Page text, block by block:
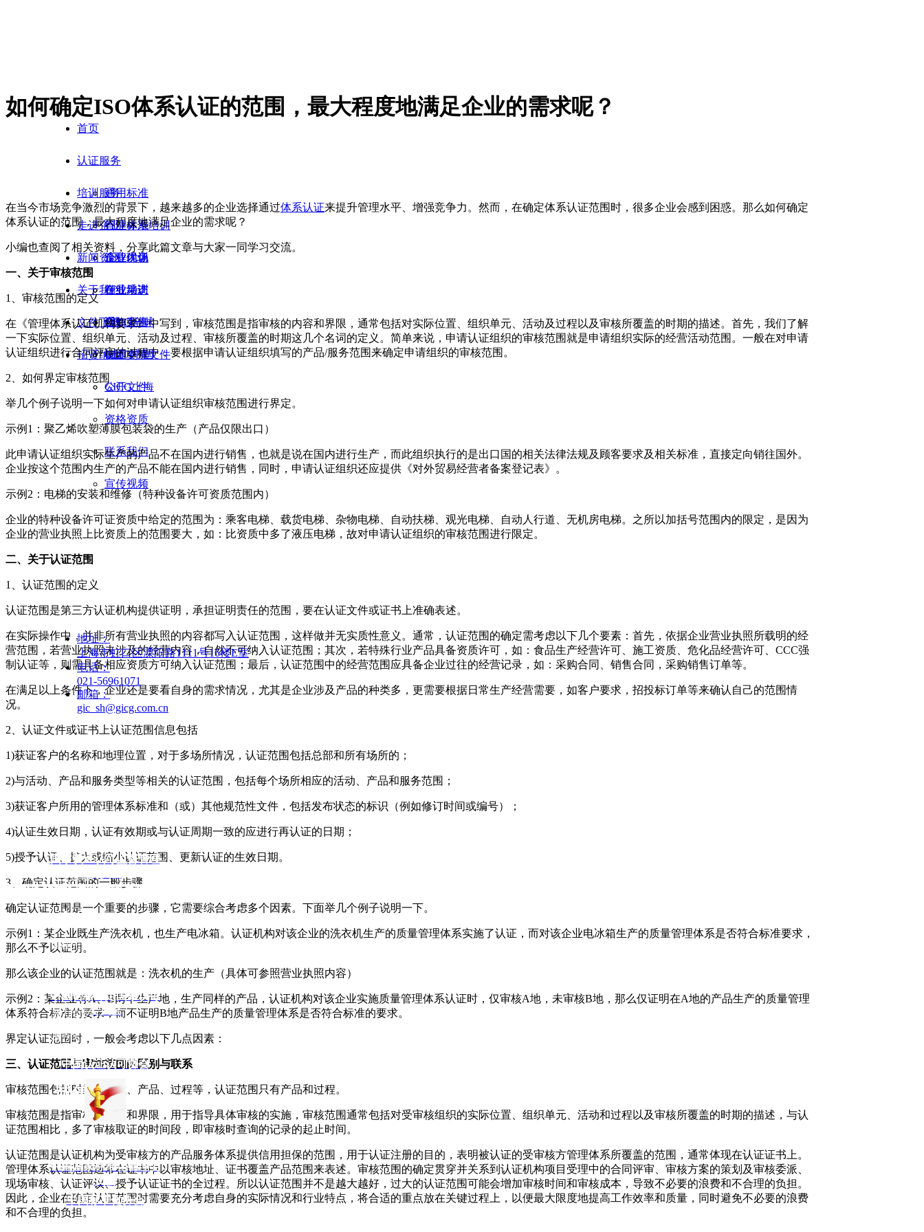
首页
认证服务
通用标准
行业标准
流程优化
培训服务
管理体系培训
企业内训
在线培训
走进企业
企业现场
企业采访
合作案例
新闻资讯
行业动态
通知公告
技术交流
关于我们
GICG全球
GICG中国
GICG上海
资格资质
联系我们
宣传视频
文件下载
认证申请文件
公开文件
招贤纳士
如何确定ISO体系认证的范围，最大程度地满足企业的需求呢？
在当今市场竞争激烈的背景下，越来越多的企业选择通过体系认证来提升管理水平、增强竞争力。然而，在确定体系认证范围时，很多企业会感到困惑。那么如何确定
体系认证的范围，最大程度地满足企业的需求呢？
小编也查阅了相关资料，分享此篇文章与大家一同学习交流。
一、关于审核范围
1、审核范围的定义
在《管理体系认证机构要求》中写到，审核范围是指审核的内容和界限，通常包括对实际位置、组织单元、活动及过程以及审核所覆盖的时期的描述。首先，我们了解
一下实际位置、组织单元、活动及过程、审核所覆盖的时期这几个名词的定义。简单来说，申请认证组织的审核范围就是申请组织实际的经营活动范围。一般在对申请
认证组织进行合同评审的过程中，要根据申请认证组织填写的产品/服务范围来确定申请组织的审核范围。
2、如何界定审核范围
举几个例子说明一下如何对申请认证组织审核范围进行界定。
示例1：聚乙烯吹塑薄膜包装袋的生产（产品仅限出口）
此申请认证组织实际生产的产品不在国内进行销售，也就是说在国内进行生产，而此组织执行的是出口国的相关法律法规及顾客要求及相关标准，直接定向销往国外。
企业按这个范围内生产的产品不能在国内进行销售，同时，申请认证组织还应提供《对外贸易经营者备案登记表》。
示例2：电梯的安装和维修（特种设备许可资质范围内）
企业的特种设备许可证资质中给定的范围为：乘客电梯、载货电梯、杂物电梯、自动扶梯、观光电梯、自动人行道、无机房电梯。之所以加括号范围内的限定，是因为
企业的营业执照上比资质上的范围要大，如：比资质中多了液压电梯，故对申请认证组织的审核范围进行限定。
二、关于认证范围
1、认证范围的定义
认证范围是第三方认证机构提供证明，承担证明责任的范围，要在认证文件或证书上准确表述。
在实际操作中，并非所有营业执照的内容都写入认证范围，这样做并无实质性意义。通常，认证范围的确定需考虑以下几个要素：首先，依据企业营业执照所载明的经
营范围，若营业执照未涉及的经营内容，自然不可纳入认证范围；其次，若特殊行业产品具备资质许可，如：食品生产经营许可、施工资质、危化品经营许可、CCC强
制认证等，则需具备相应资质方可纳入认证范围；最后，认证范围中的经营范围应具备企业过往的经营记录，如：采购合同、销售合同，采购销售订单等。
在满足以上条件下，企业还是要看自身的需求情况，尤其是企业涉及产品的种类多，更需要根据日常生产经营需要，如客户要求，招投标订单等来确认自己的范围情
况。
2、认证文件或证书上认证范围信息包括
1)获证客户的名称和地理位置，对于多场所情况，认证范围包括总部和所有场所的；
2)与活动、产品和服务类型等相关的认证范围，包括每个场所相应的活动、产品和服务范围；
3)获证客户所用的管理体系标准和（或）其他规范性文件，包括发布状态的标识（例如修订时间或编号）；
4)认证生效日期，认证有效期或与认证周期一致的应进行再认证的日期；
5)授予认证、扩大或缩小认证范围、更新认证的生效日期。
3、确定认证范围的一般步骤
确定认证范围是一个重要的步骤，它需要综合考虑多个因素。下面举几个例子说明一下。
示例1：某企业既生产洗衣机，也生产电冰箱。认证机构对该企业的洗衣机生产的质量管理体系实施了认证，而对该企业电冰箱生产的质量管理体系是否符合标准要求，
那么不予以证明。
那么该企业的认证范围就是：洗衣机的生产（具体可参照营业执照内容）
示例2：某企业有A、B两个生产地，生产同样的产品，认证机构对该企业实施质量管理体系认证时，仅审核A地，未审核B地，那么仅证明在A地的产品生产的质量管理
体系符合标准的要求，而不证明B地产品生产的质量管理体系是否符合标准的要求。
界定认证范围时，一般会考虑以下几点因素：
三、认证范围与审核范围的区别与联系
审核范围包括时间、地址、产品、过程等，认证范围只有产品和过程。
审核范围是指审核的内容和界限，用于指导具体审核的实施，审核范围通常包括对受审核组织的实际位置、组织单元、活动和过程以及审核所覆盖的时期的描述，与认
证范围相比，多了审核取证的时间段，即审核时查询的记录的起止时间。
认证范围是认证机构为受审核方的产品服务体系提供信用担保的范围，用于认证注册的目的，表明被认证的受审核方管理体系所覆盖的范围，通常体现在认证证书上。
管理体系认证范围通常在证书中以审核地址、证书覆盖产品范围来表述。审核范围的确定贯穿并关系到认证机构项目受理中的合同评审、审核方案的策划及审核委派、
现场审核、认证评议、授予认证证书的全过程。所以认证范围并不是越大越好，过大的认证范围可能会增加审核时间和审核成本，导致不必要的浪费和不合理的负担。
因此，企业在确定认证范围时需要充分考虑自身的实际情况和行业特点，将合适的重点放在关键过程上，以便最大限度地提高工作效率和质量，同时避免不必要的浪费
和不合理的负担。
地址：
上海市虹口区溧阳路1111号16楼E室
电话：
021-56961071
邮箱：
gic_sh@gicg.com.cn
公正
独立认证
管理先进
致力专业
服务全球
诚信
国家认证认可监督管理
中国合格评定国家认可
委员会
中国认证认可协会
中国国家标准化管理委
员会
中国标准化协会